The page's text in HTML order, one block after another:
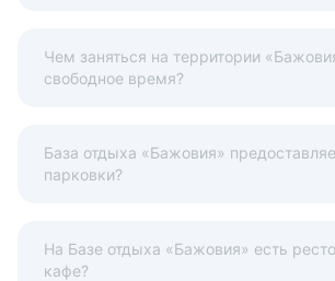
Чем заняться на территории
свободное время?
База отдыха «Бажовия»
парковки?
На Базе отдыха «Бажовия» есть
кафе?